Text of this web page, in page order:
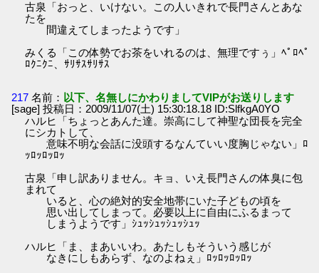
古泉「おっと、いけない。この人いきれで長門さんとあな
たを
間違えてしまったようです」
みくる「この体勢でお茶をいれるのは、無理ですぅ」ﾍﾟﾛﾍﾟ
ﾛｸﾆｸﾆ、ｻﾘｻｽｻﾘｻｽ
217 名前： 以下、名無しにかわりましてVIPがお送りします
[sage] 投稿日：2009/11/07(土) 15:30:18.18 ID:SlfkgA0YO
ハルヒ「ちょっとあんた達。崇高にして神聖な団長を完全
にシカトして、
意味不明な会話に没頭するなんていい度胸じゃない」ﾛ
ｯﾛｯﾛｯﾛｯ
古泉「申し訳ありません。キョ、いえ長門さんの体臭に包
まれて
いると、心の絶対的安全地帯にいた子どもの頃を
思い出してしまって。必要以上に自由にふるまって
しまうようです」ｼｭｯｼｭｯｼｭｯｼｭｯ
ハルヒ「ま、まあいいわ。あたしもそういう感じが
なきにしもあらず、なのよねぇ」ﾛｯﾛｯﾛｯﾛｯ